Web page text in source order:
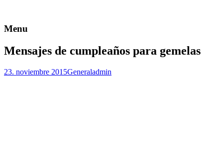
Menu
Mensajes de cumpleaños para gemelas
23. noviembre 2015Generaladmin